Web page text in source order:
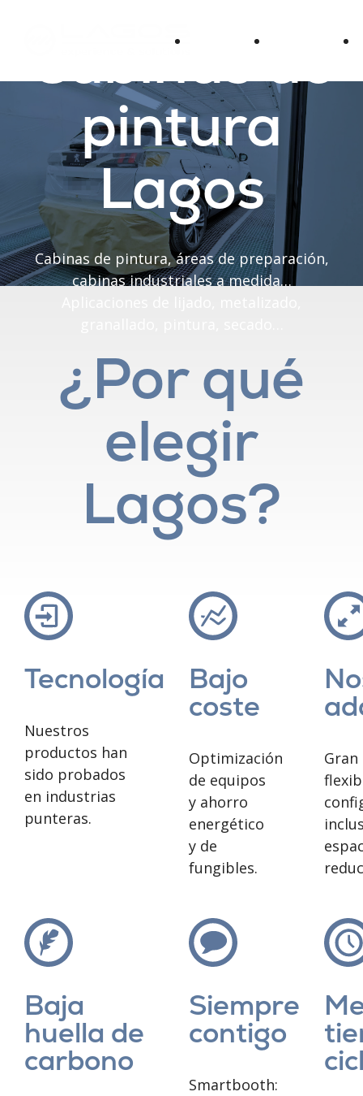
Sectores Productos
Cabinas de
pintura
Lagos
Cabinas de pintura, áreas de preparación,
cabinas industriales a medida…
¿Por qué
elegir
Lagos?
Tecnología
Nuestros
productos han
sido probados
en industrias
punteras.
Bajo
coste
Optimización
de equipos
y ahorro
energético
y de
fungibles.
Gran
Baja
huella de
carbono
Siempre
contigo
Smartbooth: